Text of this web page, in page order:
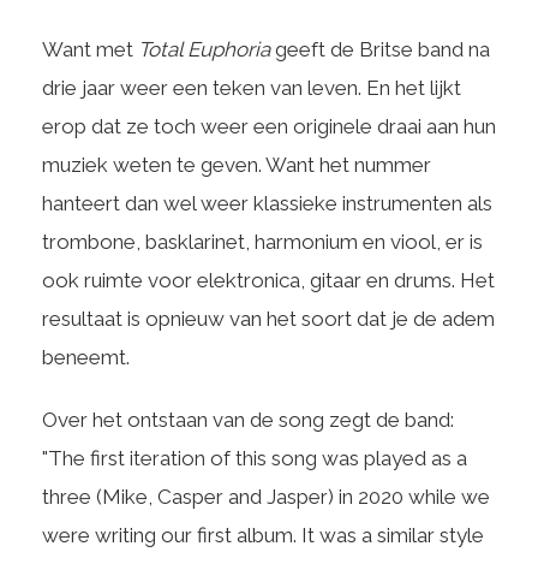
Want met Total Euphoriageeft de Britse band na
drie jaar weer een teken van leven. En het lijkt
erop dat ze toch weer een originele draai aan hun
muziek weten te geven. Want het nummer
hanteert dan wel weer klassieke instrumenten als
trombone, basklarinet, harmonium en viool, er is
ook ruimte voor elektronica, gitaar en drums. Het
resultaat is opnieuw van het soort dat je de adem
beneemt.
Over het ontstaan van de song zegt de band:
"The first iteration of this song was played as a
three (Mike, Casper and Jasper) in 2020 while we
were writing our first album. It was a similar style